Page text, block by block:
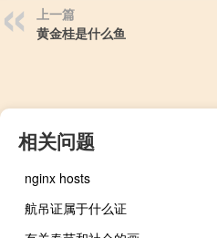
上一篇
黄金桂是什么鱼
相关问题
nginx hosts
航吊证属于什么证